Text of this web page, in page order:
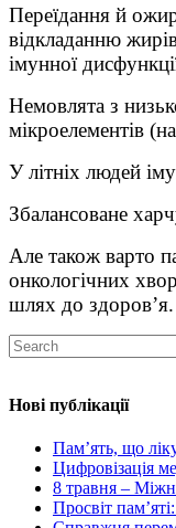
Переїдання й
відкладанню
імунної
Немовлята з
мікроелементів
У літніх людей
Збалансоване
Але також варто
онкологічних
шлях до здоров’я.
Нові публікації
Пам’ять, що
Цифровізація
8 травня –
Просвіт